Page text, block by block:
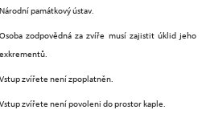
Národní památkový ústav.
Osoba zodpovědná za zvíře musí zajistit úklid jeho
exkrementů.
Vstup zvířete není zpoplatněn.
Vstup zvířete není povoleni do prostor kaple.